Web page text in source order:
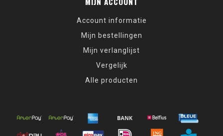
Account informatie
Mijn bestellingen
Mijn verlanglijst
Vergelijk
Alle producten